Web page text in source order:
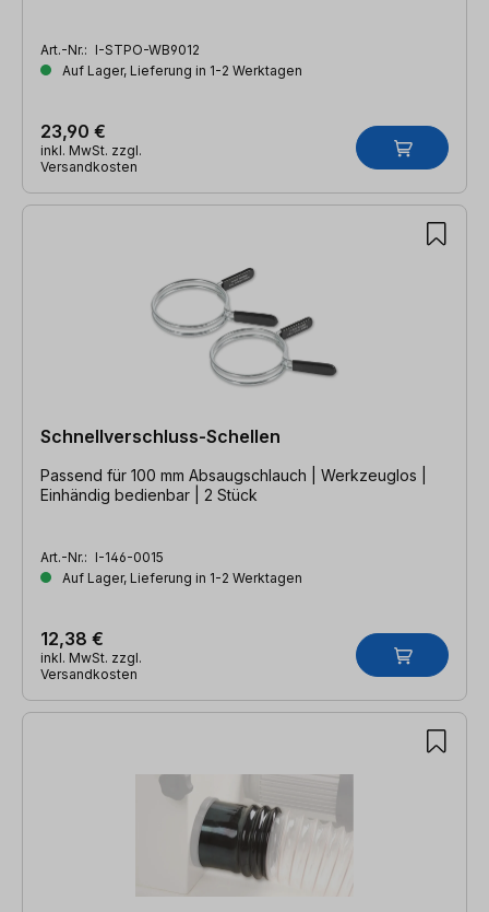
Art.-Nr.: I-STPO-WB9012
Auf Lager, Lieferung in 1-2 Werktagen
23,90 €
inkl. MwSt. zzgl.
Versandkosten
Schnellverschluss-Schellen
Passend für 100 mm Absaugschlauch | Werkzeuglos |
Einhändig bedienbar | 2 Stück
Art.-Nr.: I-146-0015
Auf Lager, Lieferung in 1-2 Werktagen
12,38 €
inkl. MwSt. zzgl.
Versandkosten